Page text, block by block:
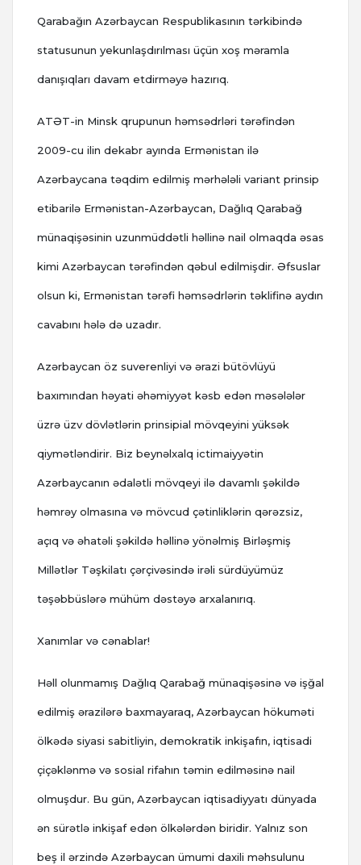
Qarabağın Azərbaycan Respublikasının tərkibində
statusunun yekunlaşdırılması üçün xoş məramla
danışıqları davam etdirməyə hazırıq.
ATƏT-in Minsk qrupunun həmsədrləri tərəfindən
2009-cu ilin dekabr ayında Ermənistan ilə
Azərbaycana təqdim edilmiş mərhələli variant prinsip
etibarilə Ermənistan-Azərbaycan, Dağlıq Qarabağ
münaqişəsinin uzunmüddətli həllinə nail olmaqda əsas
kimi Azərbaycan tərəfindən qəbul edilmişdir. Əfsuslar
olsun ki, Ermənistan tərəfi həmsədrlərin təklifinə aydın
cavabını hələ də uzadır.
Azərbaycan öz suverenliyi və ərazi bütövlüyü
baxımından həyati əhəmiyyət kəsb edən məsələlər
üzrə üzv dövlətlərin prinsipial mövqeyini yüksək
qiymətləndirir. Biz beynəlxalq ictimaiyyətin
Azərbaycanın ədalətli mövqeyi ilə davamlı şəkildə
həmrəy olmasına və mövcud çətinliklərin qərəzsiz,
açıq və əhatəli şəkildə həllinə yönəlmiş Birləşmiş
Millətlər Təşkilatı çərçivəsində irəli sürdüyümüz
təşəbbüslərə mühüm dəstəyə arxalanırıq.
Xanımlar və cənablar!
Həll olunmamış Dağlıq Qarabağ münaqişəsinə və işğal
edilmiş ərazilərə baxmayaraq, Azərbaycan hökuməti
ölkədə siyasi sabitliyin, demokratik inkişafın, iqtisadi
çiçəklənmə və sosial rifahın təmin edilməsinə nail
olmuşdur. Bu gün, Azərbaycan iqtisadiyyatı dünyada
ən sürətlə inkişaf edən ölkələrdən biridir. Yalnız son
beş il ərzində Azərbaycan ümumi daxili məhsulunu